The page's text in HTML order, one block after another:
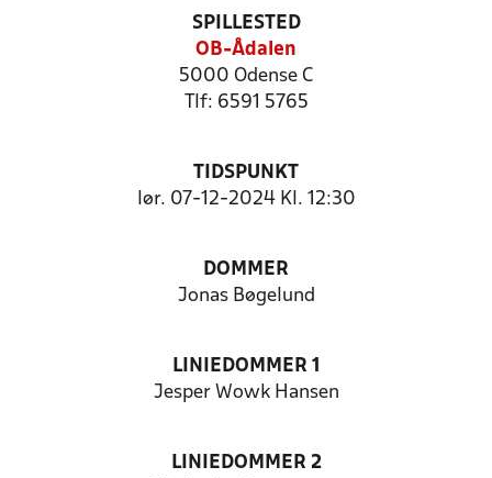
SPILLESTED
OB-Ådalen
5000 Odense C
Tlf: 6591 5765
TIDSPUNKT
lør. 07-12-2024 Kl. 12:30
DOMMER
Jonas Bøgelund
LINIEDOMMER 1
Jesper Wowk Hansen
LINIEDOMMER 2